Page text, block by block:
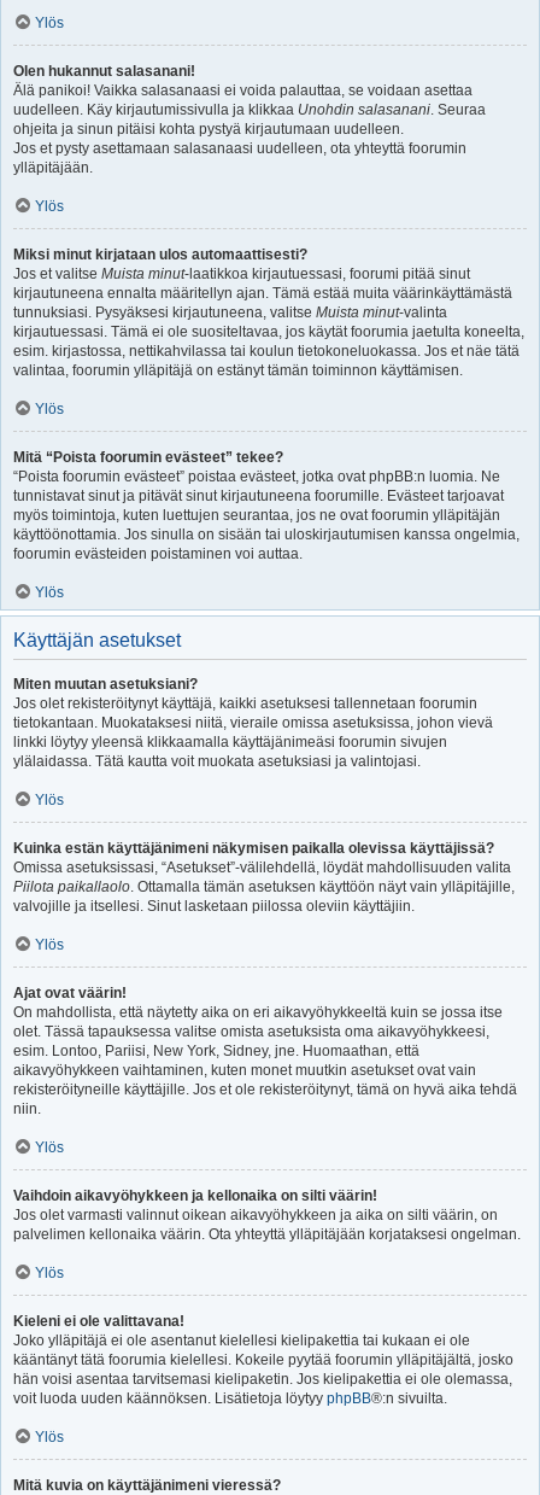
Ylös
Olen hukannut salasanani!
Älä panikoi! Vaikka salasanaasi ei voida palauttaa, se voidaan asettaa
uudelleen. Käy kirjautumissivulla ja klikkaa Unohdin salasanani. Seuraa
ohjeita ja sinun pitäisi kohta pystyä kirjautumaan uudelleen.
Jos et pysty asettamaan salasanaasi uudelleen, ota yhteyttä foorumin
ylläpitäjään.
Ylös
Miksi minut kirjataan ulos automaattisesti?
Jos et valitse Muista minut-laatikkoa kirjautuessasi, foorumi pitää sinut
kirjautuneena ennalta määritellyn ajan. Tämä estää muita väärinkäyttämästä
tunnuksiasi. Pysyäksesi kirjautuneena, valitse Muista minut-valinta
kirjautuessasi. Tämä ei ole suositeltavaa, jos käytät foorumia jaetulta koneelta,
esim. kirjastossa, nettikahvilassa tai koulun tietokoneluokassa. Jos et näe tätä
valintaa, foorumin ylläpitäjä on estänyt tämän toiminnon käyttämisen.
Ylös
Mitä “Poista foorumin evästeet” tekee?
“Poista foorumin evästeet” poistaa evästeet, jotka ovat phpBB:n luomia. Ne
tunnistavat sinut ja pitävät sinut kirjautuneena foorumille. Evästeet tarjoavat
myös toimintoja, kuten luettujen seurantaa, jos ne ovat foorumin ylläpitäjän
käyttöönottamia. Jos sinulla on sisään tai uloskirjautumisen kanssa ongelmia,
foorumin evästeiden poistaminen voi auttaa.
Ylös
Käyttäjän asetukset
Miten muutan asetuksiani?
Jos olet rekisteröitynyt käyttäjä, kaikki asetuksesi tallennetaan foorumin
tietokantaan. Muokataksesi niitä, vieraile omissa asetuksissa, johon vievä
linkki löytyy yleensä klikkaamalla käyttäjänimeäsi foorumin sivujen
ylälaidassa. Tätä kautta voit muokata asetuksiasi ja valintojasi.
Ylös
Kuinka estän käyttäjänimeni näkymisen paikalla olevissa käyttäjissä?
Omissa asetuksissasi, “Asetukset”-välilehdellä, löydät mahdollisuuden valita
Piilota paikallaolo. Ottamalla tämän asetuksen käyttöön näyt vain ylläpitäjille,
valvojille ja itsellesi. Sinut lasketaan piilossa oleviin käyttäjiin.
Ylös
Ajat ovat väärin!
On mahdollista, että näytetty aika on eri aikavyöhykkeeltä kuin se jossa itse
olet. Tässä tapauksessa valitse omista asetuksista oma aikavyöhykkeesi,
esim. Lontoo, Pariisi, New York, Sidney, jne. Huomaathan, että
aikavyöhykkeen vaihtaminen, kuten monet muutkin asetukset ovat vain
rekisteröityneille käyttäjille. Jos et ole rekisteröitynyt, tämä on hyvä aika tehdä
niin.
Ylös
Vaihdoin aikavyöhykkeen ja kellonaika on silti väärin!
Jos olet varmasti valinnut oikean aikavyöhykkeen ja aika on silti väärin, on
palvelimen kellonaika väärin. Ota yhteyttä ylläpitäjään korjataksesi ongelman.
Ylös
Kieleni ei ole valittavana!
Joko ylläpitäjä ei ole asentanut kielellesi kielipakettia tai kukaan ei ole
kääntänyt tätä foorumia kielellesi. Kokeile pyytää foorumin ylläpitäjältä, josko
hän voisi asentaa tarvitsemasi kielipaketin. Jos kielipakettia ei ole olemassa,
voit luoda uuden käännöksen. Lisätietoja löytyy phpBB®:n sivuilta.
Ylös
Mitä kuvia on käyttäjänimeni vieressä?